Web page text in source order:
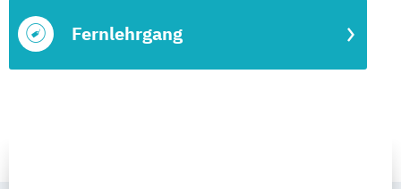
Fernlehrgang